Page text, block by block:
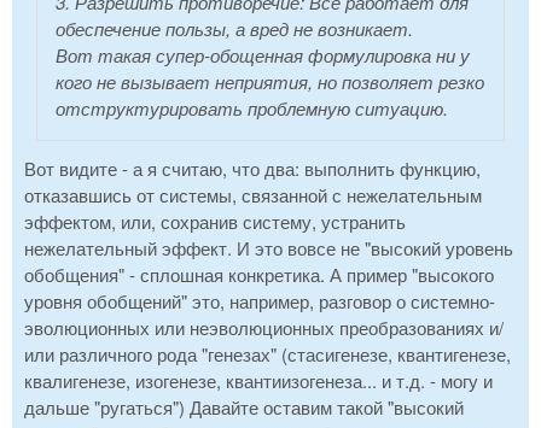
обеспечение пользы, а вред не возникает.
Вот такая супер-обощенная формулировка ни у
кого не вызывает неприятия, но позволяет резко
отструктурировать проблемную ситуацию.
Вот видите - а я считаю, что два: выполнить функцию,
отказавшись от системы, связанной с нежелательным
эффектом, или, сохранив систему, устранить
нежелательный эффект. И это вовсе не "высокий уровень
обобщения" - сплошная конкретика. А пример "высокого
уровня обобщений" это, например, разговор о системно-
эволюционных или неэволюционных преобразованиях и/
или различного рода "генезах" (стасигенезе, квантигенезе,
квалигенезе, изогенезе, квантиизогенеза... и т.д. - могу и
дальше "ругаться") Давайте оставим такой "высокий